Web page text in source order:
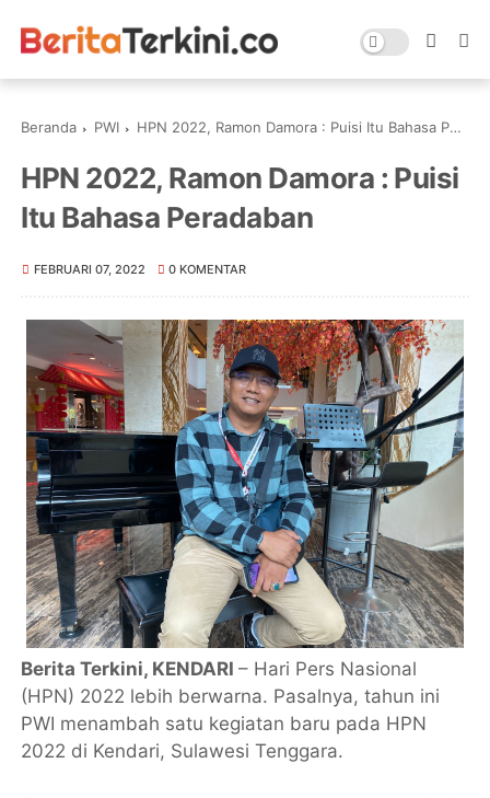
Beranda PWI HPN 2022, Ramon Damora : Puisi Itu Bahasa Peradaban
HPN 2022, Ramon Damora : Puisi
Itu Bahasa Peradaban
FEBRUARI 07, 2022 0 KOMENTAR
Berita Terkini, KENDARI– Hari Pers Nasional
(HPN) 2022 lebih berwarna. Pasalnya, tahun ini
PWI menambah satu kegiatan baru pada HPN
2022 di Kendari, Sulawesi Tenggara.